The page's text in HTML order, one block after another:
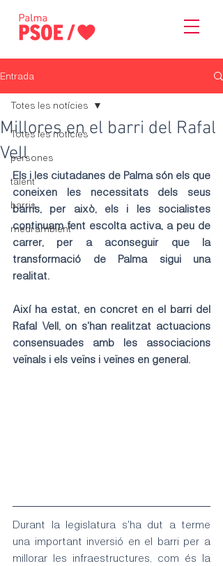
Entrada
Totes les notícies
persones
talent
barris
medi ambient
Totes les notícies
Millores en el barri del Rafal
Vell
Els i les ciutadanes de Palma són els que
coneixen les necessitats dels seus
barris, per això, els i les socialistes
continuam fent escolta activa, a peu de
carrer, per a aconseguir que la
transformació de Palma sigui una
realitat.
Així ha estat, en concret en el barri del
Rafal Vell, on s'han realitzat actuacions
consensuades amb les associacions
veïnals i els veïns i veïnes en general.
Durant la legislatura s'ha dut a terme
una important inversió en el barri per a
millorar les infraestructures, com és la